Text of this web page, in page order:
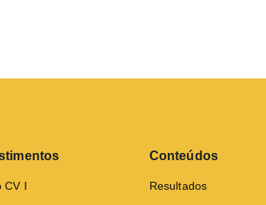
CV I
Conteúdos
Resultados